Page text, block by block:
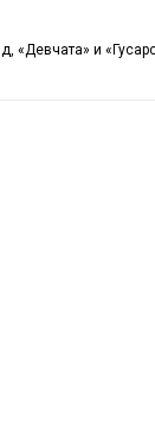
«Девчата» и